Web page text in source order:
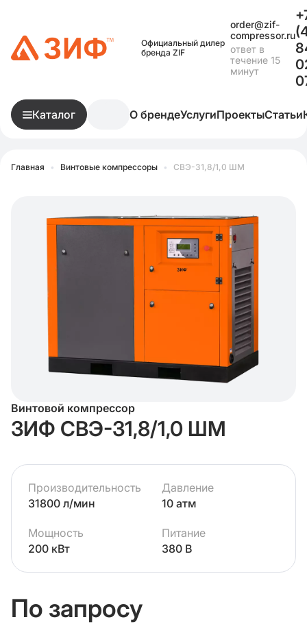
Официальный дилер
бренда ZIF
order@zif-
compressor.ru
ответ в
течение 15
минут
Каталог О брендеУслугиПроектыСтатьи
Главная • Винтовые компрессоры • СВЭ-31,8/1,0 ШМ
Винтовой компрессор
ЗИФ СВЭ-31,8/1,0 ШМ
Производительность
31800 л/мин
Давление
10 атм
Мощность
200 кВт
Питание
380 В
По запросу